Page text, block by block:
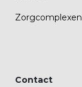
Zorgcomplexen
Contact